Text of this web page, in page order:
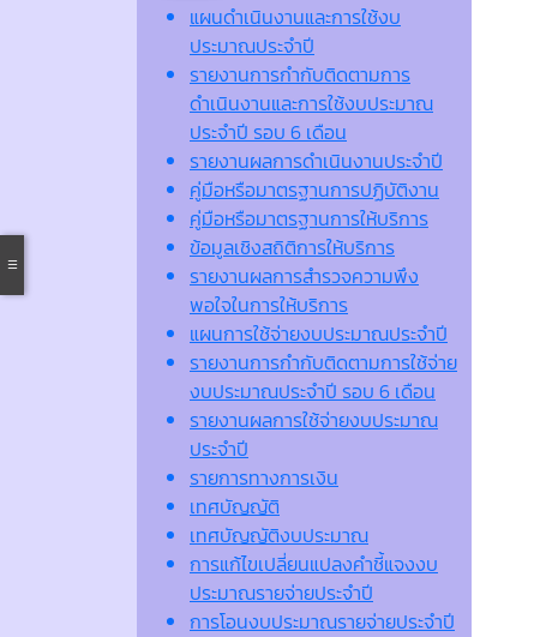
แผนดำเนินงานและการใช้งบ
ประมาณประจำปี
รายงานการกำกับติดตามการ
ดำเนินงานและการใช้งบประมาณ
ประจำปี รอบ 6 เดือน
รายงานผลการดำเนินงานประจำปี
คู่มือหรือมาตรฐานการปฏิบัติงาน
คู่มือหรือมาตรฐานการให้บริการ
ข้อมูลเชิงสถิติการให้บริการ
รายงานผลการสำรวจความพึง
พอใจในการให้บริการ
แผนการใช้จ่ายงบประมาณประจำปี
รายงานการกำกับติดตามการใช้จ่าย
งบประมาณประจำปี รอบ 6 เดือน
รายงานผลการใช้จ่ายงบประมาณ
ประจำปี
รายการทางการเงิน
เทศบัญญัติ
เทศบัญญัติงบประมาณ
การแก้ไขเปลี่ยนแปลงคำชี้แจงงบ
ประมาณรายจ่ายประจำปี
การโอนงบประมาณรายจ่ายประจำปี